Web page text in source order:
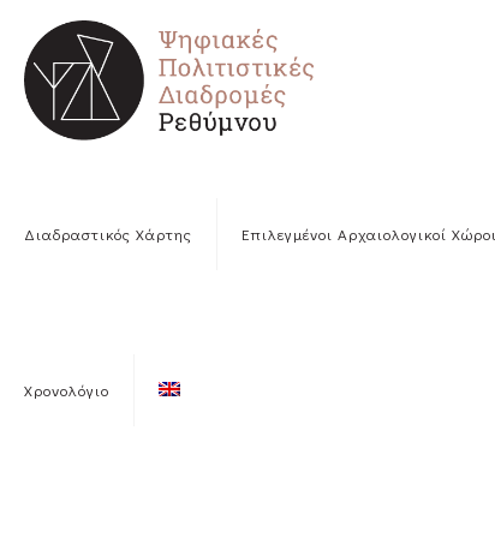
Διαδραστικός Χάρτης Επιλεγμένοι Αρχαιολογικοί Χώροι
Χρονολόγιο